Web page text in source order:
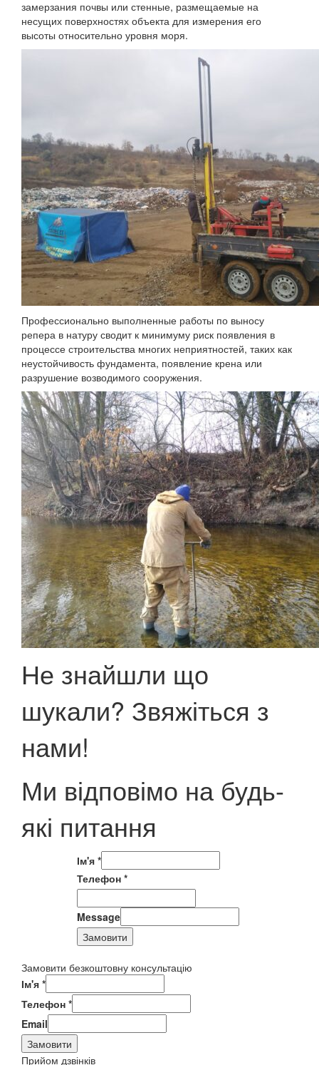
замерзания почвы или стенные, размещаемые на
несущих поверхностях объекта для измерения его
высоты относительно уровня моря.
Профессионально выполненные работы по выносу
репера в натуру сводит к минимуму риск появления в
процессе строительства многих неприятностей, таких как
неустойчивость фундамента, появление крена или
разрушение возводимого сооружения.
Не знайшли що
шукали? Звяжіться з
нами!
Ми відповімо на будь-
які питання
Ім'я *
Телефон *
Message
Замовити
Замовити безкоштовну консультацію
Ім'я *
Телефон *
Email
Замовити
Прийом дзвінків